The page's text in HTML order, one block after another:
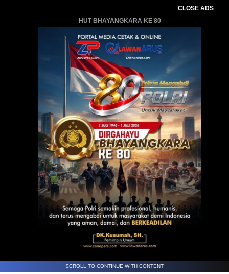
CLOSE ADS
HUT BHAYANGKARA KE 80
SCROLL TO CONTINUE WITH CONTENT